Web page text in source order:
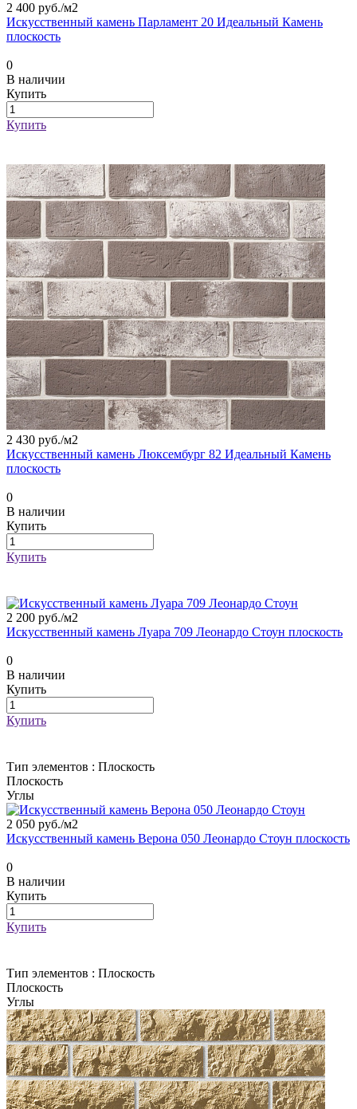
2 400 руб./м2
Искусственный камень Парламент 20 Идеальный Камень
плоскость
0
В наличии
Купить
Купить
2 430 руб./м2
Искусственный камень Люксембург 82 Идеальный Камень
плоскость
0
В наличии
Купить
Купить
2 200 руб./м2
Искусственный камень Луара 709 Леонардо Стоун плоскость
0
В наличии
Купить
Купить
Тип элементов : Плоскость
Плоскость
Углы
2 050 руб./м2
Искусственный камень Верона 050 Леонардо Стоун плоскость
0
В наличии
Купить
Купить
Тип элементов : Плоскость
Плоскость
Углы